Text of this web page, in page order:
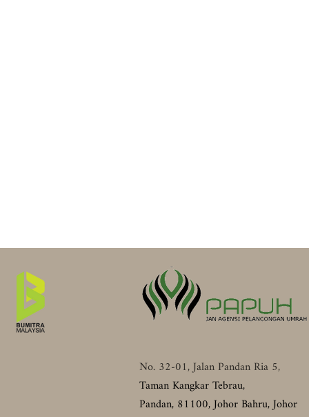
No. 32-01, Jalan Pandan Ria 5,
Taman Kangkar Tebrau,
Pandan,81100, Johor Bahru, Johor